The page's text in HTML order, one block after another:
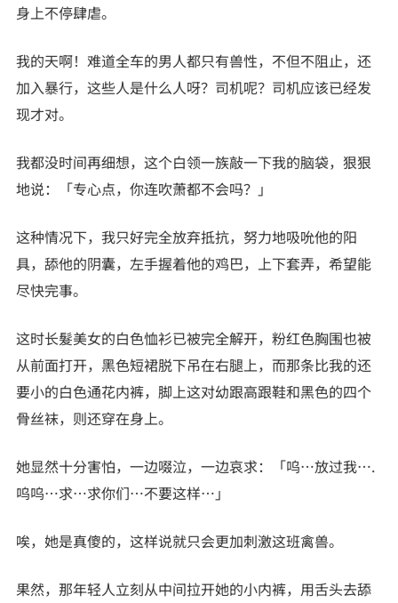
身上不停肆虐。
我的天啊！难道全车的男人都只有兽性，不但不阻止，还
加入暴行，这些人是什么人呀？司机呢？司机应该已经发
现才对。
我都没时间再细想，这个白领一族敲一下我的脑袋，狠狠
地说：「专心点，你连吹萧都不会吗？」
这种情况下，我只好完全放弃抵抗，努力地吸吮他的阳
具，舔他的阴囊，左手握着他的鸡巴，上下套弄，希望能
尽快完事。
这时长髮美女的白色恤衫已被完全解开，粉红色胸围也被
从前面打开，黑色短裙脱下吊在右腿上，而那条比我的还
要小的白色通花内裤，脚上这对幼跟高跟鞋和黑色的四个
骨丝袜，则还穿在身上。
她显然十分害怕，一边啜泣，一边哀求：「呜…放过我….
呜呜…求…求你们…不要这样…」
唉，她是真傻的，这样说就只会更加刺激这班禽兽。
果然，那年轻人立刻从中间拉开她的小内裤，用舌头去舔